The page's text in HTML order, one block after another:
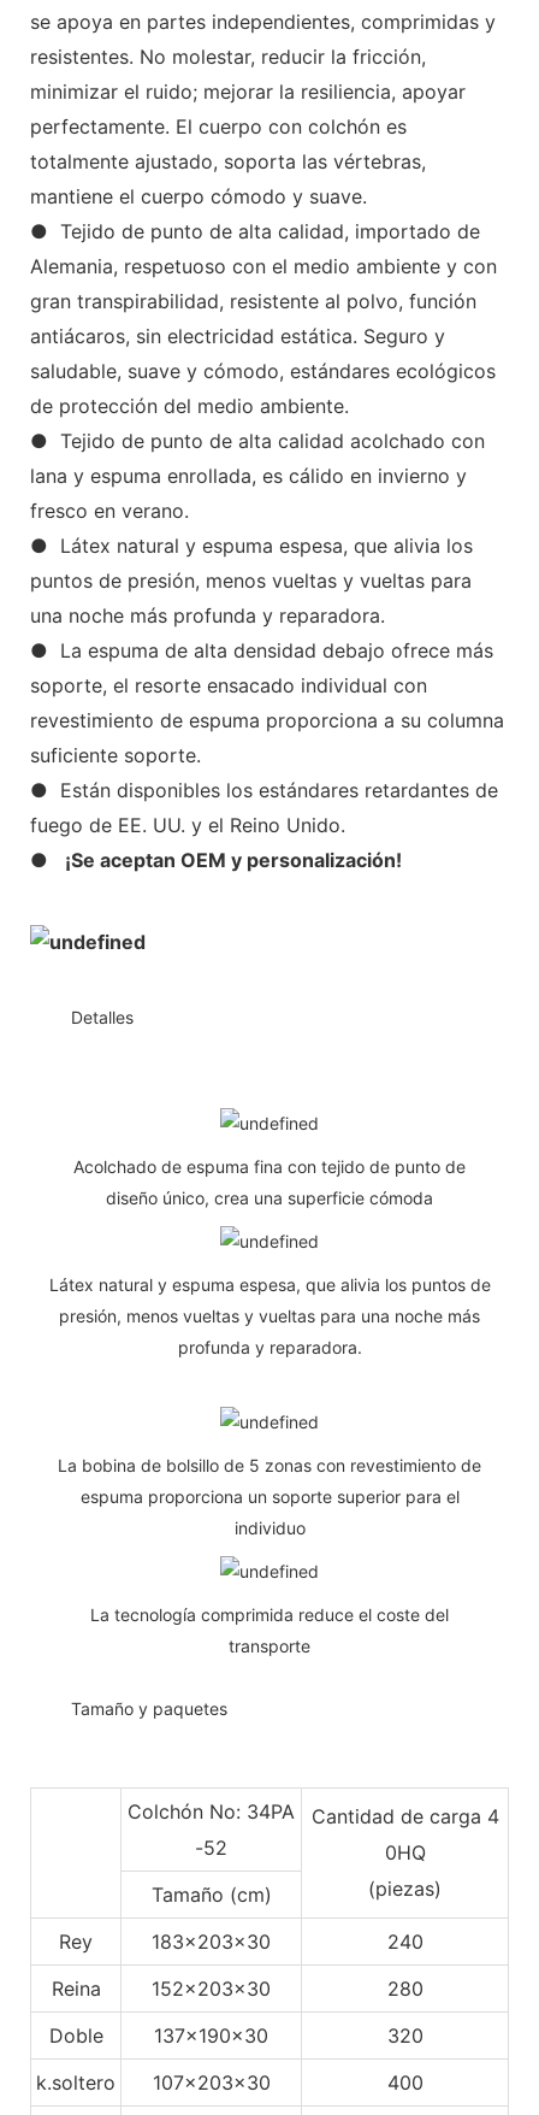
se apoya en partes independientes, comprimidas y
resistentes. No molestar, reducir la fricción,
minimizar el ruido; mejorar la resiliencia, apoyar
perfectamente. El cuerpo con colchón es
totalmente ajustado, soporta las vértebras,
mantiene el cuerpo cómodo y suave.
● Tejido de punto de alta calidad, importado de
Alemania, respetuoso con el medio ambiente y con
gran transpirabilidad, resistente al polvo, función
antiácaros, sin electricidad estática. Seguro y
saludable, suave y cómodo, estándares ecológicos
de protección del medio ambiente.
● Tejido de punto de alta calidad acolchado con
lana y espuma enrollada, es cálido en invierno y
fresco en verano.
● Látex natural y espuma espesa, que alivia los
puntos de presión, menos vueltas y vueltas para
una noche más profunda y reparadora.
● La espuma de alta densidad debajo ofrece más
soporte, el resorte ensacado individual con
revestimiento de espuma proporciona a su columna
suficiente soporte.
● Están disponibles los estándares retardantes de
fuego de EE. UU. y el Reino Unido.
●
¡Se aceptan OEM y personalización!
Detalles
Acolchado de espuma fina con tejido de punto de
diseño único, crea una superficie cómoda
Látex natural y espuma espesa, que alivia los puntos de
presión, menos vueltas y vueltas para una noche más
profunda y reparadora.
La bobina de bolsillo de 5 zonas con revestimiento de
espuma proporciona un soporte superior para el
individuo
La tecnología comprimida reduce el coste del
transporte
Tamaño y paquetes
Colchón No: 34PA
-52
Cantidad de carga 4
0HQ
(piezas)
Tamaño (cm)
Rey
183x203x30
240
Reina
152x203x30
280
Doble
137x190x30
320
k.soltero
107x203x30 400